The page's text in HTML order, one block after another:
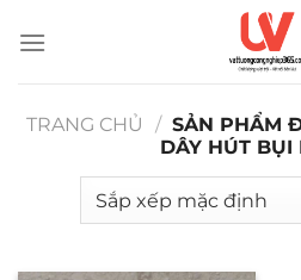
qua
TRANG CHỦ
/ SẢN PHẨM
DÂY HÚT BỤI